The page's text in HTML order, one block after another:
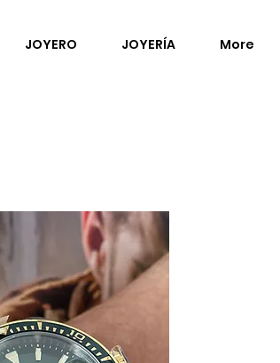
JOYERO JOYERÍA More